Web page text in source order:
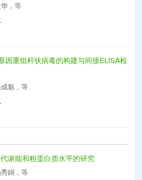
，等
因重组杆状病毒的构建与间接ELISA检
魁，等
谢能和粗蛋白质水平的研究
娟，等